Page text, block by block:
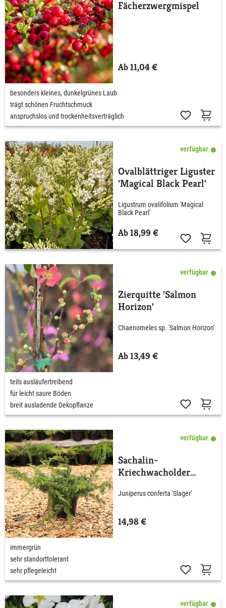
Fächerzwergmispel
Ab 11,04 €
besonders kleines, dunkelgrünes Laub
trägt schönen Fruchtschmuck
anspruchslos und trockenheitsverträglich
verfügbar
Ovalblättriger Liguster
'Magical Black Pearl'
Ligustrum ovalifolium 'Magical
Black Pearl'
Ab 18,99 €
verfügbar
Zierquitte 'Salmon
Horizon'
Chaenomeles sp. 'Salmon Horizon'
Ab 13,49 €
teils ausläufertreibend
für leicht saure Böden
breit ausladende Dekopflanze
verfügbar
Sachalin-
Kriechwacholder
Juniperus conferta 'Slager'
14,98 €
immergrün
sehr standorttolerant
sehr pflegeleicht
verfügbar